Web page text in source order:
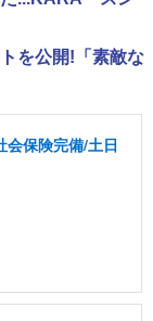
を公開!「素敵な
会保険完備/土日